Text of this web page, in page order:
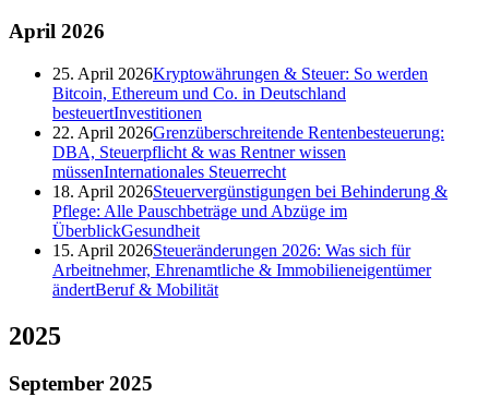
April 2026
25. April 2026Kryptowährungen & Steuer: So werden
Bitcoin, Ethereum und Co. in Deutschland
besteuertInvestitionen
22. April 2026Grenzüberschreitende Rentenbesteuerung:
DBA, Steuerpflicht & was Rentner wissen
müssenInternationales Steuerrecht
18. April 2026Steuervergünstigungen bei Behinderung &
Pflege: Alle Pauschbeträge und Abzüge im
ÜberblickGesundheit
15. April 2026Steueränderungen 2026: Was sich für
Arbeitnehmer, Ehrenamtliche & Immobilieneigentümer
ändertBeruf & Mobilität
2025
September 2025